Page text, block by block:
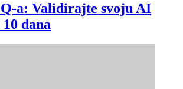
Q-a: Validirajte svoju AI
dana